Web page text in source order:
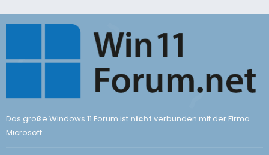
Das große Windows 11 Forum ist nicht verbunden mit der Firma
Microsoft.